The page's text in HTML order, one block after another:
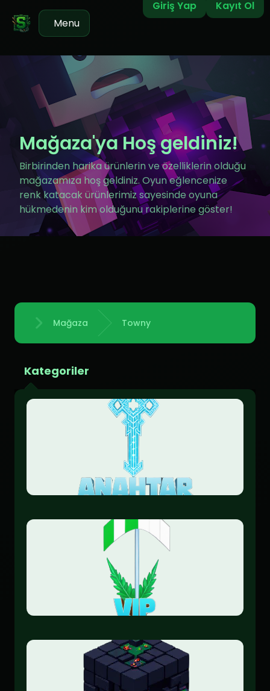
Giriş Yap
Kayıt Ol
Menu
Mağaza'ya Hoş geldiniz!
Birbirinden harika ürünlerin ve özelliklerin olduğu
mağazamıza hoş geldiniz. Oyun eğlencenize
renk katacak ürünlerimiz sayesinde oyuna
hükmedenin kim olduğunu rakiplerine göster!
AnasayfaMağaza Towny
Kategoriler